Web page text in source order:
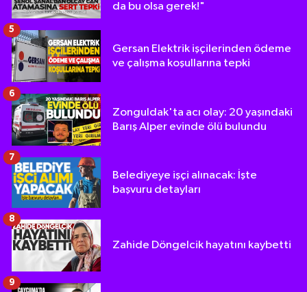
da bu olsa gerek!"
Gersan Elektrik işçilerinden ödeme
ve çalışma koşullarına tepki
5
Zonguldak'ta acı olay: 20 yaşındaki
Barış Alper evinde ölü bulundu
6
Belediyeye işçi alınacak: İşte
başvuru detayları
7
Zahide Döngelcik hayatını kaybetti
8
9